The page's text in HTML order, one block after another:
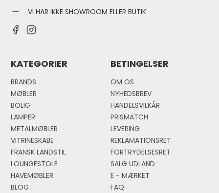
VI HAR IKKE SHOWROOM ELLER BUTIK
KATEGORIER
BRANDS
MØBLER
BOLIG
LAMPER
METALMØBLER
VITRINESKABE
FRANSK LANDSTIL
LOUNGESTOLE
HAVEMØBLER
BLOG
BETINGELSER
OM OS
NYHEDSBREV
HANDELSVILKÅR
PRISMATCH
LEVERING
REKLAMATIONSRET
FORTRYDELSESRET
SALG UDLAND
E - MÆRKET
FAQ